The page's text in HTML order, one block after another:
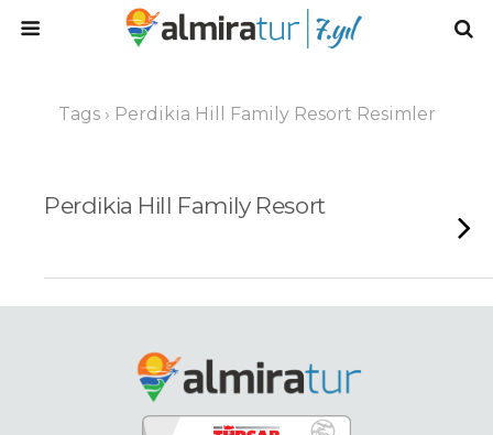
Tags › Perdikia Hill Family Resort Resimler
Perdikia Hill Family Resort